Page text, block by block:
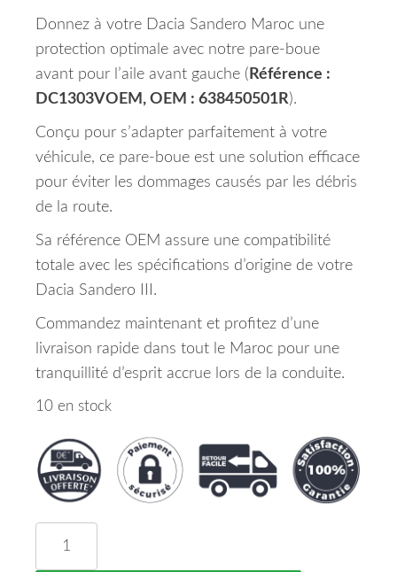
Donnez à votre Dacia Sandero Maroc une
protection optimale avec notre pare-boue
avant pour l’aile avant gauche ( Référence :
DC1303VOEM, OEM : 638450501R).
Conçu pour s’adapter parfaitement à votre
véhicule, ce pare-boue est une solution efficace
pour éviter les dommages causés par les débris
de la route.
Sa référence OEM assure une compatibilité
totale avec les spécifications d’origine de votre
Dacia Sandero III.
Commandez maintenant et profitez d’une
livraison rapide dans tout le Maroc pour une
tranquillité d’esprit accrue lors de la conduite.
10 en stock